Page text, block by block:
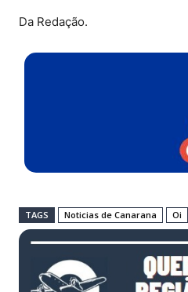
Da Redação.
TAGS Noticias de Canarana Oi